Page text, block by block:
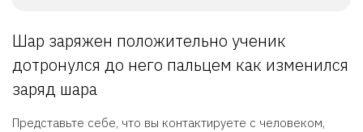
Шар заряжен положительно ученик
дотронулся до него пальцем как изменился
заряд шара
Представьте себе, что вы контактируете с человеком,